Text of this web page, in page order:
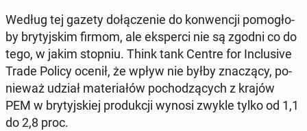
Według tej gazety do­łą­cze­nie do kon­wen­cji po­mo­gło­
by bry­tyj­skim firmom, ale eks­per­ci nie są zgodni co do
tego, w jakim stopniu. Think tank Centre for In­c­lu­si­ve
Trade Policy ocenił, że wpływ nie byłby zna­czą­cy, po­
nie­waż udział ma­te­ria­łów po­cho­dzą­cych z krajów
PEM w bry­tyj­skiej pro­duk­cji wynosi zwykle tylko od 1,1
do 2,8 proc.